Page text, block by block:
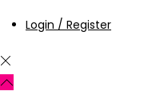
Login / Register